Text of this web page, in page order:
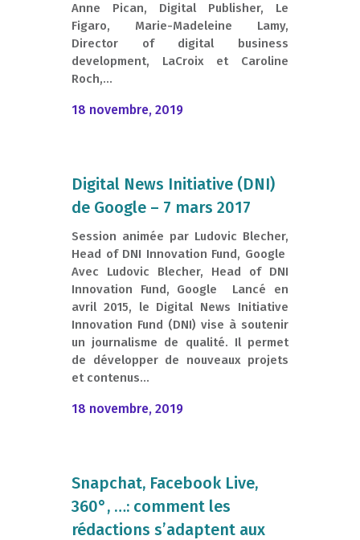
Anne Pican, Digital Publisher, Le
Figaro, Marie-Madeleine Lamy,
Director of digital business
development, LaCroix et Caroline
Roch,...
18 novembre, 2019
Digital News Initiative (DNI)
de Google – 7 mars 2017
Session animée par Ludovic Blecher,
Head of DNI Innovation Fund, Google
Avec Ludovic Blecher, Head of DNI
Innovation Fund, Google Lancé en
avril 2015, le Digital News Initiative
Innovation Fund (DNI) vise à soutenir
un journalisme de qualité. Il permet
de développer de nouveaux projets
et contenus...
18 novembre, 2019
Snapchat, Facebook Live,
360°, …: comment les
rédactions s’adaptent aux